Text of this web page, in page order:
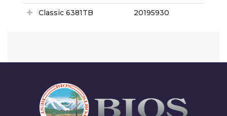
Classic 6381TB 20195930